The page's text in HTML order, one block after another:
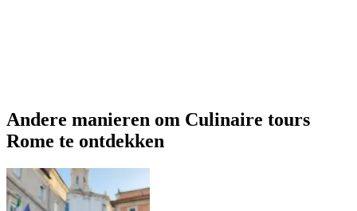
Andere manieren om Culinaire tours
Rome te ontdekken